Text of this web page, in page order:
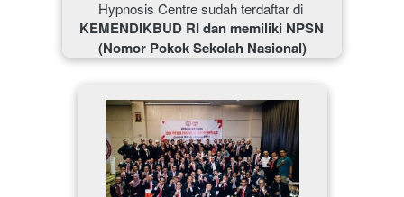
KEMENDIKBUD RI dan memiliki NPSN
(Nomor Pokok Sekolah Nasional)